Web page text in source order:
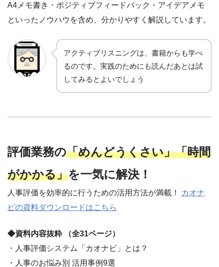
A4メモ書き・ポジティブフィードバック・アイデアメモ
といったノウハウを含め、分かりやすく解説しています。
アクティブリスニングは、書籍からも学べ
るのです。実践のためにも読んだあとは試
してみるとよいでしょう
評価業務の「めんどうくさい」「時間
がかかる」を一気に解決！
人事評価を効率的に行うための活用方法が満載！
カオナ
ビの資料ダウンロードはこちら
◆資料内容抜粋 （全31ページ）
・人事評価システム「カオナビ」とは？
・人事のお悩み別 活用事例9選